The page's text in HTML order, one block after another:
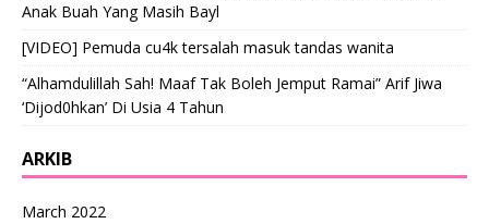
Anak Buah Yang Masih Bayl
[VIDEO] Pemuda cu4k tersalah masuk tandas wanita
“Alhamdulillah Sah! Maaf Tak Boleh Jemput Ramai” Arif Jiwa
‘Dijod0hkan’ Di Usia 4 Tahun
ARKIB
March 2022